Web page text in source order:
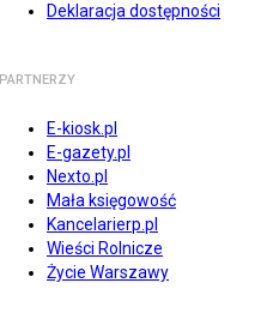
Deklaracja dostępności
PARTNERZY
E-kiosk.pl
E-gazety.pl
Nexto.pl
Mała księgowość
Kancelarierp.pl
Wieści Rolnicze
Życie Warszawy